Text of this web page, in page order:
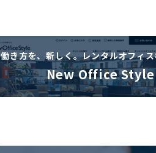
働き方を、新しく。レンタルオフィ
New Office Style